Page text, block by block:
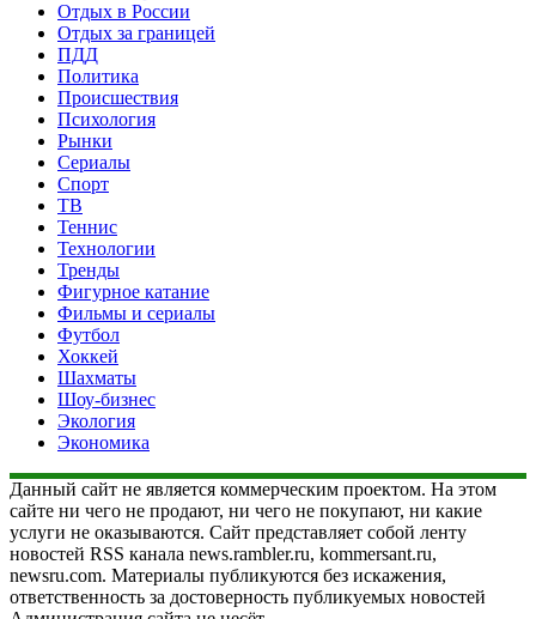
Отдых в России
Отдых за границей
ПДД
Политика
Происшествия
Психология
Рынки
Сериалы
Спорт
ТВ
Теннис
Технологии
Тренды
Фигурное катание
Фильмы и сериалы
Футбол
Хоккей
Шахматы
Шоу-бизнес
Экология
Экономика
Данный сайт не является коммерческим проектом. На этом
сайте ни чего не продают, ни чего не покупают, ни какие
услуги не оказываются. Сайт представляет собой ленту
новостей RSS канала news.rambler.ru, kommersant.ru,
newsru.com. Материалы публикуются без искажения,
ответственность за достоверность публикуемых новостей